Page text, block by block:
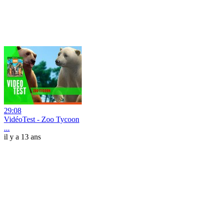
29:08
VidéoTest - Zoo Tycoon
...
il y a 13 ans